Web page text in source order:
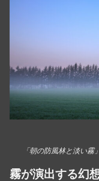
「朝の防風林と淡い
霧が演出する幻